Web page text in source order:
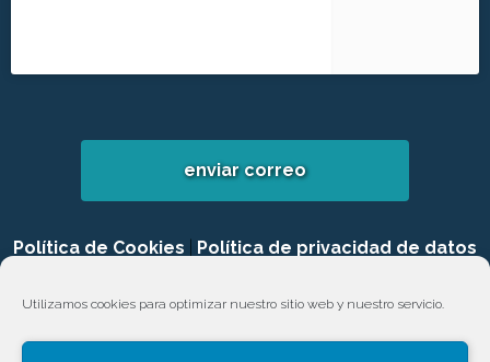
Utilizamos cookies para optimizar nuestro sitio web y nuestro servicio.
enviar correo
Política de Cookies
Política de privacidad de datos